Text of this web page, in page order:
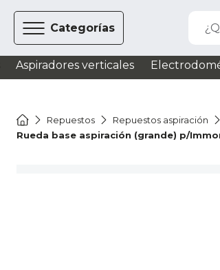
Categorías
Aspiradores verticales
Repuestos Repuestos aspiración
Rueda base aspiración (grande) p/